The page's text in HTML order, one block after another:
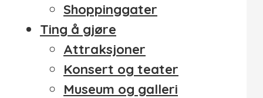
Shoppinggater
Ting å gjøre
Attraksjoner
Konsert og teater
Museum og galleri